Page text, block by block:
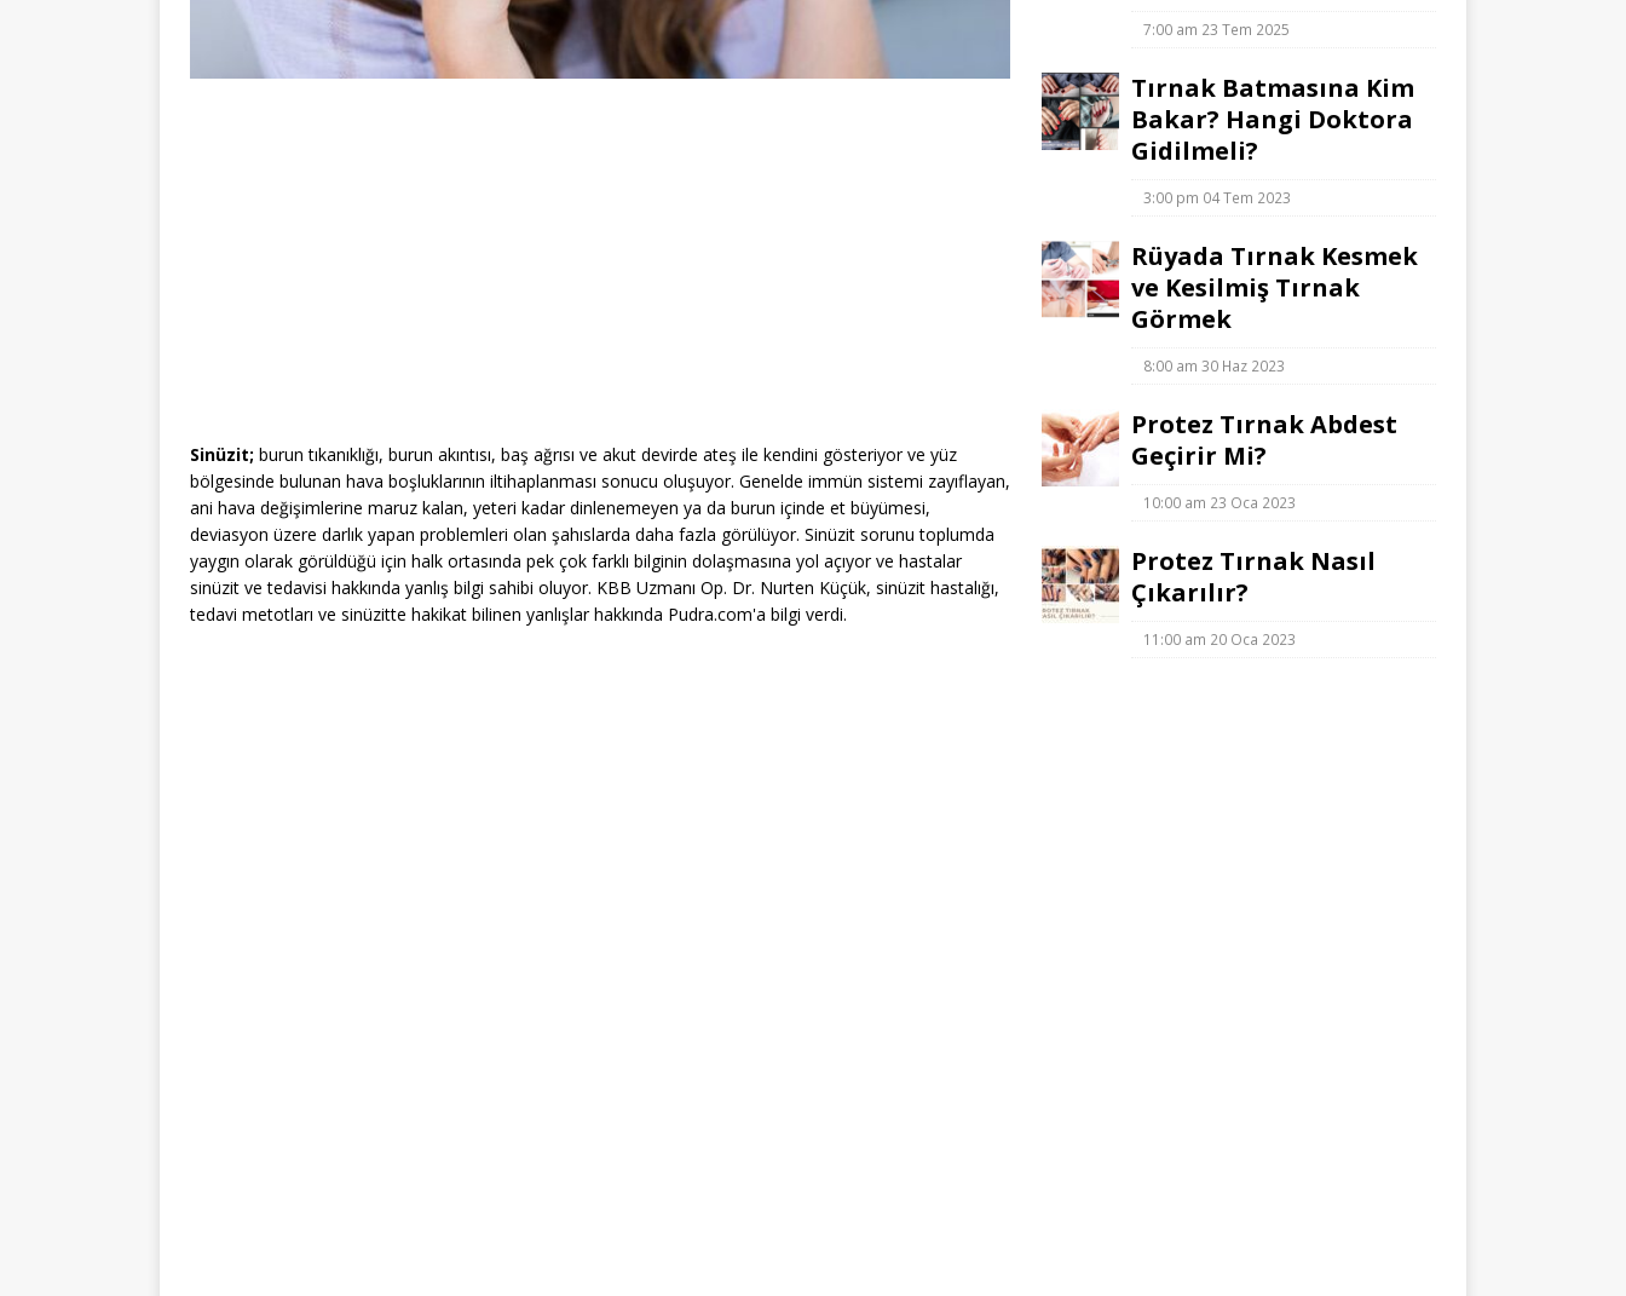
Sinüzit; burun tıkanıklığı, burun akıntısı, baş ağrısı ve akut devirde ateş ile kendini gösteriyor ve yüz
bölgesinde bulunan hava boşluklarının iltihaplanması sonucu oluşuyor. Genelde immün sistemi zayıflayan,
ani hava değişimlerine maruz kalan, yeteri kadar dinlenemeyen ya da burun içinde et büyümesi,
deviasyon üzere darlık yapan problemleri olan şahıslarda daha fazla görülüyor. Sinüzit sorunu toplumda
yaygın olarak görüldüğü için halk ortasında pek çok farklı bilginin dolaşmasına yol açıyor ve hastalar
sinüzit ve tedavisi hakkında yanlış bilgi sahibi oluyor. KBB Uzmanı Op. Dr. Nurten Küçük, sinüzit hastalığı,
tedavi metotları ve sinüzitte hakikat bilinen yanlışlar hakkında Pudra.com'a bilgi verdi.
7:00 am 23 Tem 2025
Tırnak Batmasına Kim
Bakar? Hangi Doktora
Gidilmeli?
3:00 pm 04 Tem 2023
Rüyada Tırnak Kesmek
ve Kesilmiş Tırnak
Görmek
8:00 am 30 Haz 2023
Protez Tırnak Abdest
Geçirir Mi?
10:00 am 23 Oca 2023
Protez Tırnak Nasıl
Çıkarılır?
11:00 am 20 Oca 2023